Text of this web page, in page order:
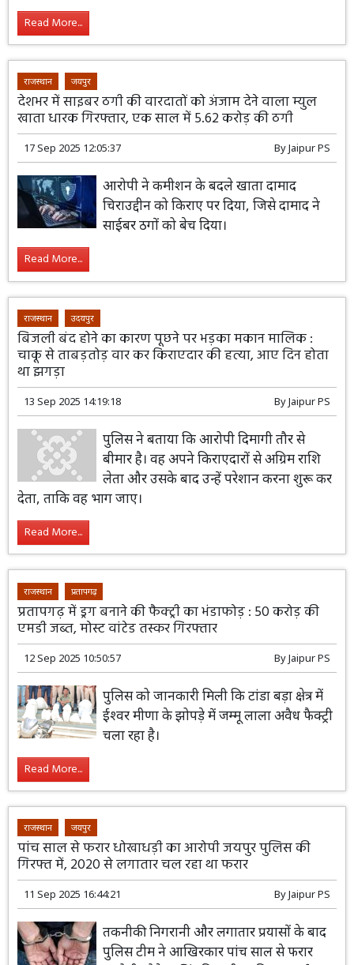
Read More...
राजस्थान जयपुर
देशभर में साइबर ठगी की वारदातों को अंजाम देने वाला म्युल
खाता धारक गिरफ्तार, एक साल में 5.62 करोड़ की ठगी
17 Sep 2025 12:05:37 ByJaipur PS
आरोपी ने कमीशन के बदले खाता दामाद
चिराउद्दीन को किराए पर दिया, जिसे दामाद ने
साईबर ठगों को बेच दिया।
Read More...
राजस्थान उदयपुर
बिजली बंद होने का कारण पूछने पर भड़का मकान मालिक :
चाकू से ताबड़तोड़ वार कर किराएदार की हत्या, आए दिन होता
था झगड़ा
13 Sep 2025 14:19:18 ByJaipur PS
पुलिस ने बताया कि आरोपी दिमागी तौर से
बीमार है। वह अपने किराएदारों से अग्रिम राशि
लेता और उसके बाद उन्हें परेशान करना शुरू कर
देता, ताकि वह भाग जाए।
Read More...
राजस्थान प्रतापगढ़
प्रतापगढ़ में ड्रग बनाने की फैक्ट्री का भंडाफोड़ : 50 करोड़ की
एमडी जब्त, मोस्ट वांटेड तस्कर गिरफ्तार
12 Sep 2025 10:50:57 ByJaipur PS
पुलिस को जानकारी मिली कि टांडा बड़ा क्षेत्र में
ईश्वर मीणा के झोपड़े में जम्मू लाला अवैध फैक्ट्री
चला रहा है।
Read More...
राजस्थान जयपुर
पांच साल से फरार धोखाधड़ी का आरोपी जयपुर पुलिस की
गिरफ्त में, 2020 से लगातार चल रहा था फरार
11 Sep 2025 16:44:21 ByJaipur PS
तकनीकी निगरानी और लगातार प्रयासों के बाद
पुलिस टीम ने आखिरकार पांच साल से फरार